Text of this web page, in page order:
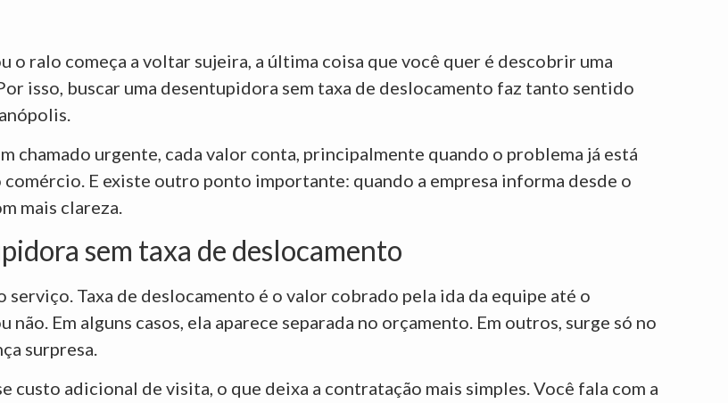
o ralo começa a voltar sujeira, a última coisa que você quer é descobrir uma
isso, buscar uma desentupidora sem taxa de deslocamento faz tanto sentido
chamado urgente, cada valor conta, principalmente quando o problema já está
E existe outro ponto importante: quando a empresa informa desde o
mais clareza.
sem taxa de deslocamento
Taxa de deslocamento é o valor cobrado pela ida da equipe até o
Em alguns casos, ela aparece separada no orçamento. Em outros, surge só no
surpresa.
custo adicional de visita, o que deixa a contratação mais simples. Você fala com a